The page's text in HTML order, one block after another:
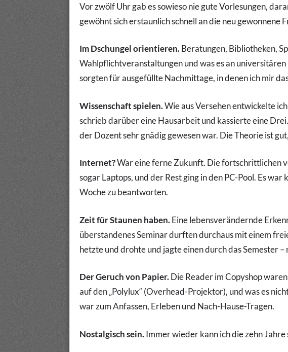
Vor zwölf Uhr gab es sowieso nie gute Vorlesungen,
gewöhnt sich erstaunlich schnell an die neu gewonnene
Im Dschungel orientieren.Beratungen, Bibliotheken,
Wahlpflichtveranstaltungen und was es an
sorgten für ausgefüllte Nachmittage, in denen ich mir
Wissenschaft spielen.Wie aus Versehen entwickelte
schrieb darüber eine Hausarbeit und kassierte eine
der Dozent sehr gnädig gewesen war. Die Theorie ist
Internet?War eine ferne Zukunft. Die fortschrittlichen
sogar Laptops, und der Rest ging in den PC-Pool. Es
Woche zu beantworten.
Zeit für Staunen haben.Eine lebensverändernde
überstandenes Seminar durften durchaus mit einem
hetzte und drohte und jagte einen durch das Semester –
Der Geruch von Papier.Die Reader im Copyshop
auf den „Polylux“ (Overhead-Projektor), und was es
war zum Anfassen, Erleben und Nach-Hause-Tragen.
Nostalgisch sein.Immer wieder kann ich die zehn